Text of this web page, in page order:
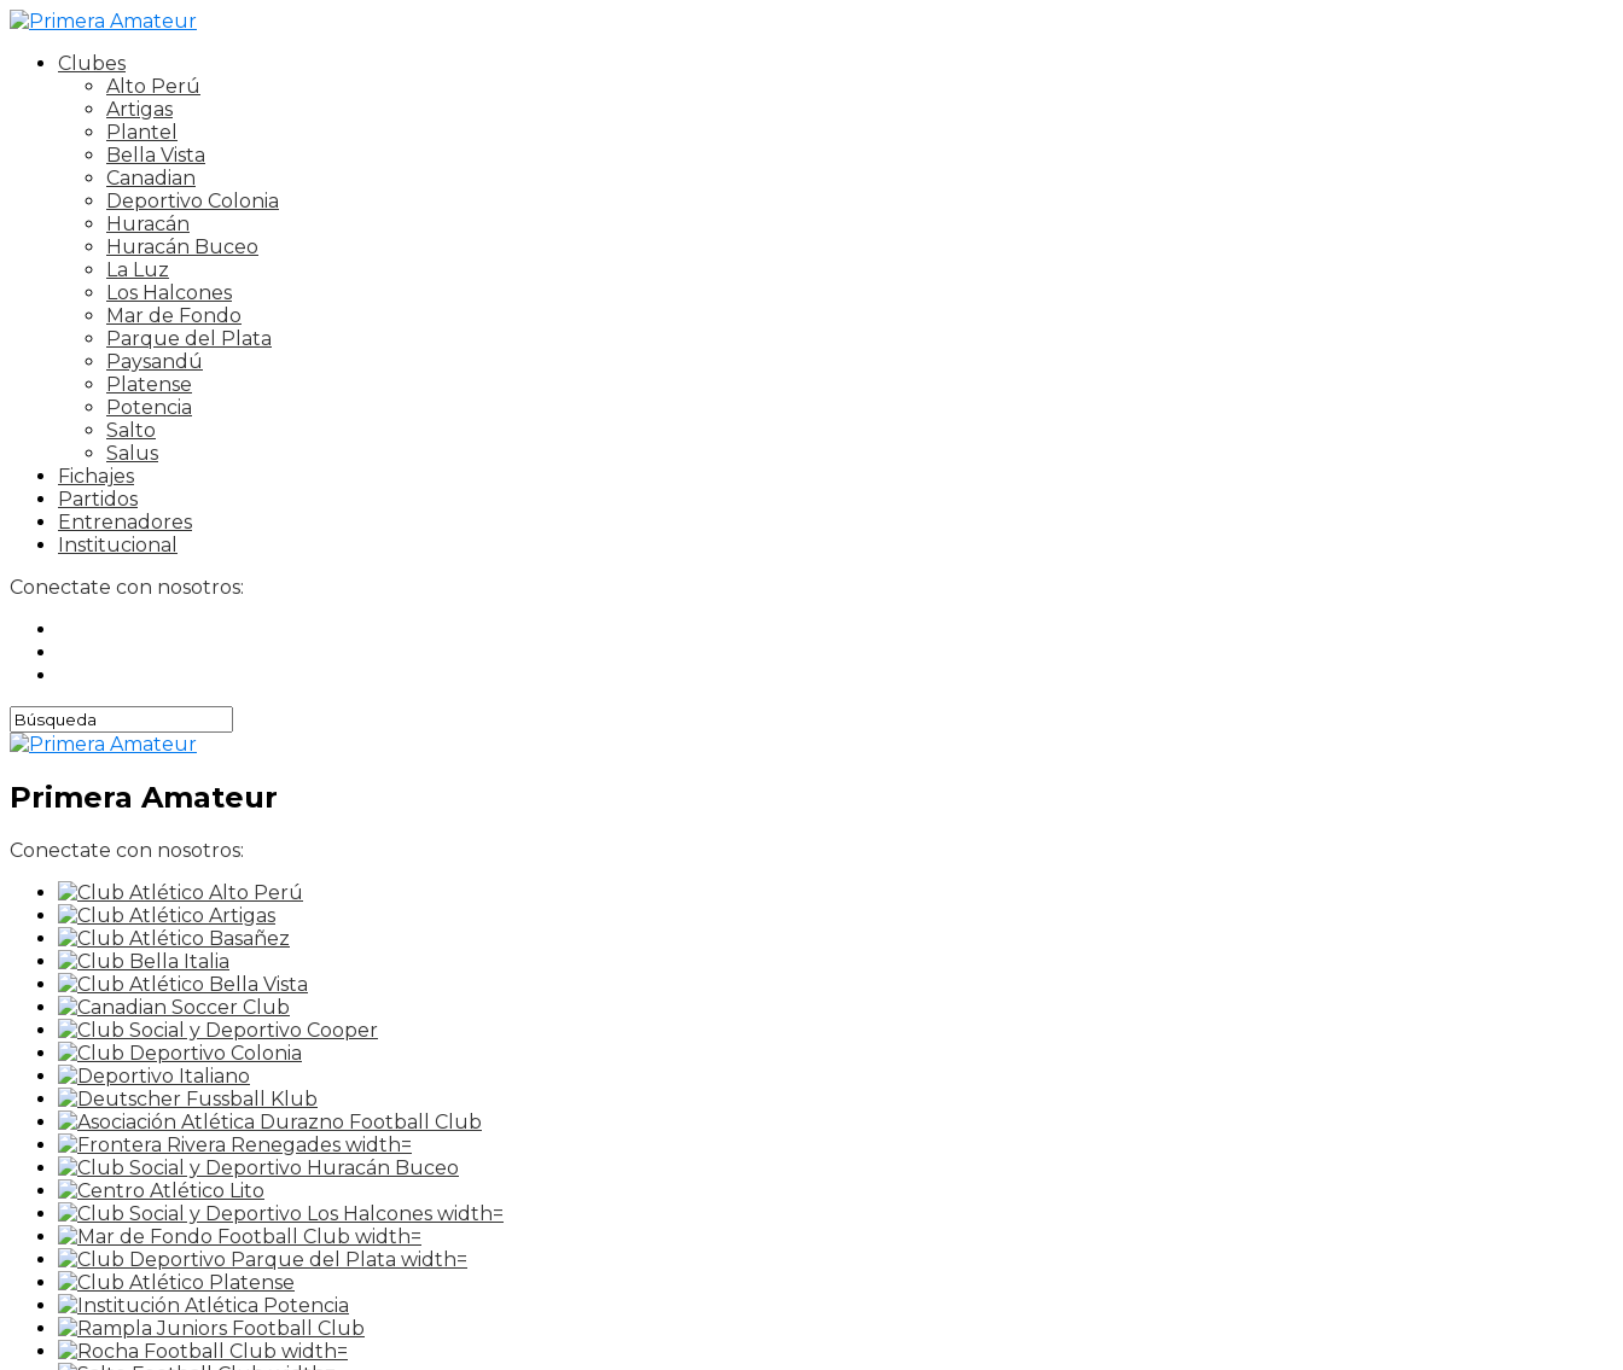
Clubes
Alto Perú
Artigas
Plantel
Bella Vista
Canadian
Deportivo Colonia
Huracán
Huracán Buceo
La Luz
Los Halcones
Mar de Fondo
Parque del Plata
Paysandú
Platense
Potencia
Salto
Salus
Fichajes
Partidos
Entrenadores
Institucional
Conectate con nosotros:
Primera Amateur
Conectate con nosotros: